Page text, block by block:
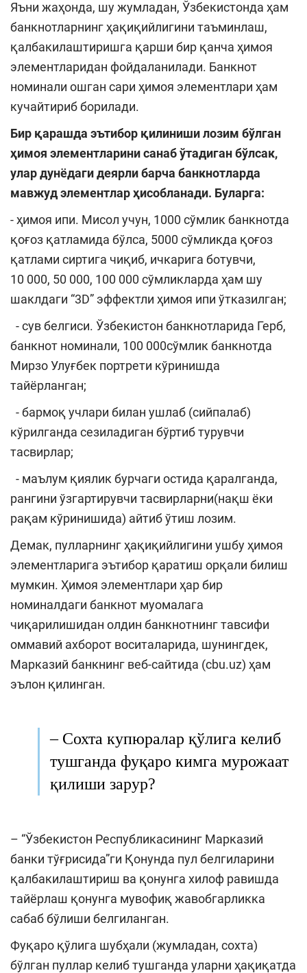
Яъни жаҳонда, шу жумладан, Ўзбекистонда ҳам
банкнотларнинг ҳақиқийлигини таъминлаш,
қалбакилаштиришга қарши бир қанча ҳимоя
элементларидан фойдаланилади. Банкнот
номинали ошган сари ҳимоя элементлари ҳам
кучайтириб борилади.
Бир қарашда эътибор қилиниши лозим бўлган
ҳимоя элементларини санаб ўтадиган бўлсак,
улар дунёдаги деярли барча банкнотларда
мавжуд элементлар ҳисобланади. Буларга:
- ҳимоя ипи. Мисол учун, 1000 сўмлик банкнотда
қоғоз қатламида бўлса, 5000 сўмликда қоғоз
қатлами сиртига чиқиб, ичкарига ботувчи,
10 000, 50 000, 100 000 сўмликларда ҳам шу
шаклдаги “3D” эффектли ҳимоя ипи ўтказилган;
- сув белгиси. Ўзбекистон банкнотларида Герб,
банкнот номинали, 100 000сўмлик банкнотда
Мирзо Улуғбек портрети кўринишда
тайёрланган;
- бармоқ учлари билан ушлаб (сийпалаб)
кўрилганда сезиладиган бўртиб турувчи
тасвирлар;
- маълум қиялик бурчаги остида қаралганда,
рангини ўзгартирувчи тасвирларни(нақш ёки
рақам кўринишида) айтиб ўтиш лозим.
Демак, пулларнинг ҳақиқийлигини ушбу ҳимоя
элементларига эътибор қаратиш орқали билиш
мумкин. Ҳимоя элементлари ҳар бир
номиналдаги банкнот муомалага
чиқарилишидан олдин банкнотнинг тавсифи
оммавий ахборот воситаларида, шунингдек,
Марказий банкнинг веб-сайтида (cbu.uz) ҳам
эълон қилинган.
– Сохта купюралар қўлига келиб
тушганда фуқаро кимга мурожаат
қилиши зарур?
– “Ўзбекистон Республикасининг Марказий
банки тўғрисида”ги Қонунда пул белгиларини
қалбакилаштириш ва қонунга хилоф равишда
тайёрлаш қонунга мувофиқ жавобгарликка
сабаб бўлиши белгиланган.
Фуқаро қўлига шубҳали (жумладан, сохта)
бўлган пуллар келиб тушганда уларни ҳақиқатда